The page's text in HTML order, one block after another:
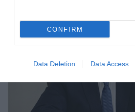
CONFIRM
Data Deletion Data Access